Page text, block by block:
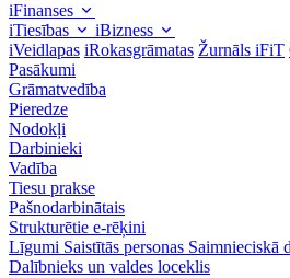
iFinanses
iTiesības
iBizness
iVeidlapas iRokasgrāmatas Žurnāls iFiT
Pasākumi
Grāmatvedība
Pieredze
Nodokļi
Darbinieki
Vadība
Tiesu prakse
Pašnodarbinātais
Strukturētie e-rēķini
Līgumi Saistītās personas Saimnieciskā
Dalībnieks un valdes loceklis